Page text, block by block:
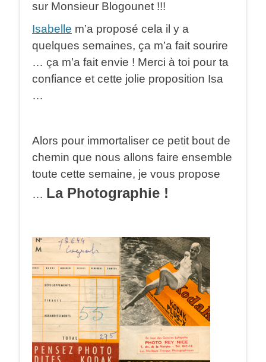
sur Monsieur Blogounet !!!
Isabelle m’a proposé cela il y a
quelques semaines, ça m’a fait sourire
… ça m’a fait envie ! Merci à toi pour ta
confiance et cette jolie proposition Isa
…
Alors pour immortaliser ce petit bout de
chemin que nous allons faire ensemble
toute cette semaine, je vous propose
… La Photographie !